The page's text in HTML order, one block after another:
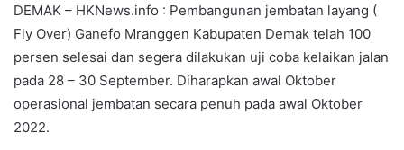
DEMAK – HKNews.info : Pembangunan jembatan layang (
Fly Over) Ganefo Mranggen Kabupaten Demak telah 100
persen selesai dan segera dilakukan uji coba kelaikan jalan
pada 28 – 30 September. Diharapkan awal Oktober
operasional jembatan secara penuh pada awal Oktober
2022.